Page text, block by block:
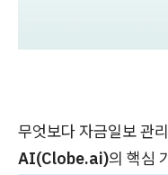
무엇보다 자금일보 관
AI(Clobe.ai)의 핵심